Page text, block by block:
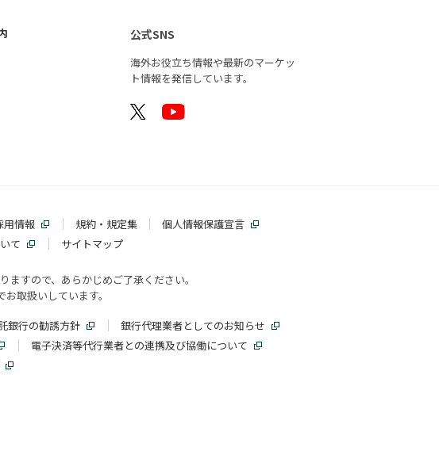
公式SNS
海外お役立ち情報や最新のマーケッ
ト情報を発信しています。
用情報 規約・規定集
個人情報保護宣言
て サイトマップ
すので、あらかじめご了承ください。
取扱いしています。
銀行の勧誘方針
銀行代理業者としてのお知らせ
電子決済等代行業者との連携及び協働について